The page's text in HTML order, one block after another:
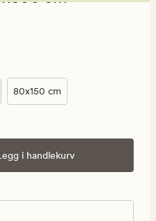
80x150 cm
i handlekurv